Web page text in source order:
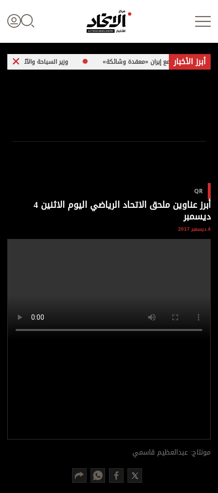
علوم الدار
الرياضة
وجهات نظر
الترفيه
تغطيات
برامج
عدد اليوم
أبرز الأخبار
مع إيران «معقدة وشائكة» وزير السياحة والآثار الفلسطيني لـ«الاتحاد»: 260 موقعاً أثرياً في غزة
QR
أبرز عناوين ملحق الاتحاد الرياضي اليوم الاثنين 4
ديسمبر
4 ديسمبر 2017
مونتاج: عبدالعظيم قاسمي